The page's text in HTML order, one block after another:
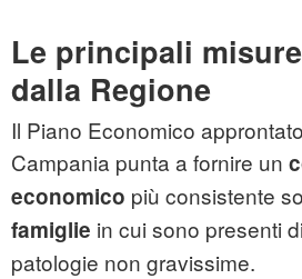
Le principali
dalla Regione
Il Piano Economico
Campania punta a fornire un
economico più consistente
famiglie in cui sono presenti
patologie non gravissime.